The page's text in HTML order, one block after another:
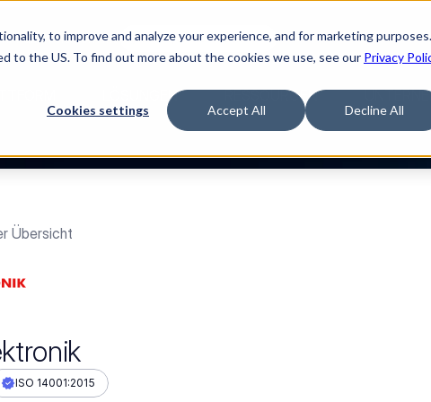
to improve and analyze your experience, and for marketing
to the US. To find out more about the cookies we use, see our Privacy
Cookies settings Accept All Decline All
haben sie verfilmt. „The Buyerette“ ansehen
LÖSUNGEN RESSOURCEN
Übersicht
ISO 14001:2015